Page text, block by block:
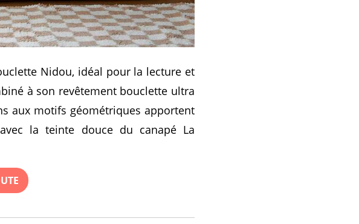
Nidou, idéal pour la lecture et
à son revêtement bouclette ultra
aux motifs géométriques apportent
la teinte douce du canapé La